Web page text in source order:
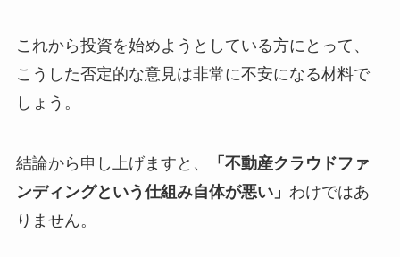
これから投資を始めようとしている方にとって、
こうした否定的な意見は非常に不安になる材料で
しょう。
結論から申し上げますと、
「不動産クラウドファ
ンディングという仕組み自体が悪い」 わけではあ
りません。